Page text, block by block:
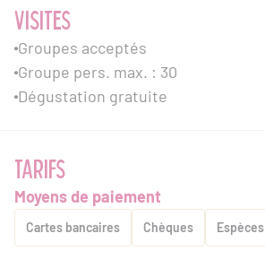
VISITES
Groupes acceptés
Groupe pers. max. : 30
Dégustation gratuite
TARIFS
Moyens de paiement
Cartes bancaires Chèques Espèces